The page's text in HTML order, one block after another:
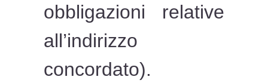
obbligazioni relative
all’indirizzo
concordato).